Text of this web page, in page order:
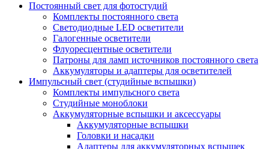
Постоянный свет для фотостудий
Комплекты постоянного света
Светодиодные LED осветители
Галогенные осветители
Флуоресцентные осветители
Патроны для ламп источников постоянного света
Аккумуляторы и адаптеры для осветителей
Импульсный свет (студийные вспышки)
Комплекты импульсного света
Студийные моноблоки
Аккумуляторные вспышки и аксессуары
Аккумуляторные вспышки
Головки и насадки
Адаптеры для аккумуляторных вспышек